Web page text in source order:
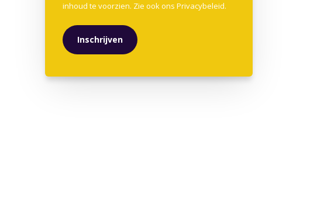
inhoud te voorzien. Zie ook ons Privacybeleid.